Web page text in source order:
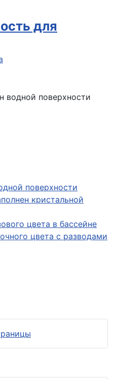
для
поверхности
кристальной
цвета в бассейне
цвета с разводами